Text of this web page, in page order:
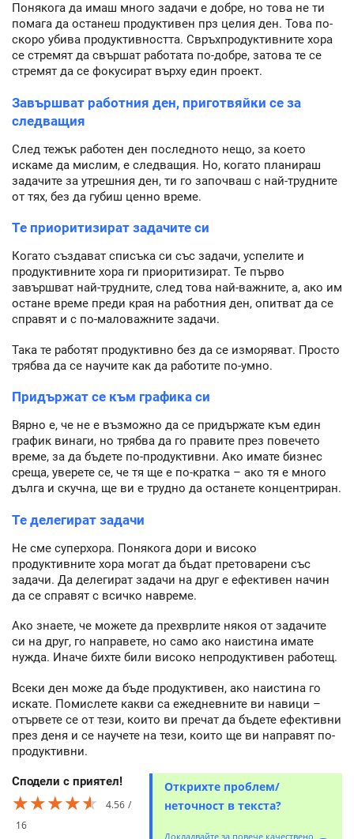
Понякога да имаш много задачи е добре, но това не ти
помага да останеш продуктивен прз целия ден. Това по-
скоро убива продуктивността. Свръхпродуктивните хора
се стремят да свършат работата по-добре, затова те се
стремят да се фокусират върху един проект.
Завършват работния ден, приготвяйки се за
следващия
След тежък работен ден последното нещо, за което
искаме да мислим, е следващия. Но, когато планираш
задачите за утрешния ден, ти го започваш с най-трудните
от тях, без да губиш ценно време.
Те приоритизират задачите си
Когато създават списъка си със задачи, успелите и
продуктивните хора ги приоритизират. Те първо
завършват най-трудните, след това най-важните, а, ако им
остане време преди края на работния ден, опитват да се
справят и с по-маловажните задачи.
Така те работят продуктивно без да се изморяват. Просто
трябва да се научите как да работите по-умно.
Придържат се към графика си
Вярно е, че не е възможно да се придържате към един
график винаги, но трябва да го правите през повечето
време, за да бъдете по-продуктивни. Ако имате бизнес
среща, уверете се, че тя ще е по-кратка – ако тя е много
дълга и скучна, ще ви е трудно да останете концентриран.
Те делегират задачи
Не сме суперхора. Понякога дори и високо
продуктивните хора могат да бъдат претоварени със
задачи. Да делегират задачи на друг е ефективен начин
да се справят с всичко навреме.
Ако знаете, че можете да прехврлите някоя от задачите
си на друг, го направете, но само ако наистина имате
нужда. Иначе бихте били високо непродуктивен работещ.
Всеки ден може да бъде продуктивен, ако наистина го
искате. Помислете какви са ежедневните ви навици –
отървете се от тези, които ви пречат да бъдете ефективни
през деня и се научете на тези, които ще ви направят по-
продуктивни.
Сподели с приятел!
★★★★★
★★★★★
★★★★★
4.56
16
Открихте проблем/
неточност в текста?
Докладвайте за повече качествено